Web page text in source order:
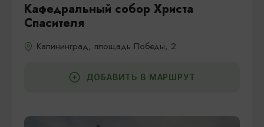
Кафедральный собор Христа
Спасителя
Калининград, площадь Победы, 2
ДОБАВИТЬ В МАРШРУТ